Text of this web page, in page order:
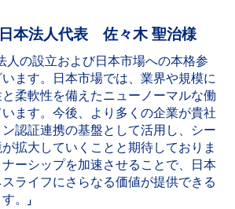
本法人代表 佐々木 聖治様
人の設立および日本市場への本格参
ます。日本市場では、業界や規模に
柔軟性を備えたニューノーマルな働
ます。今後、より多くの企業が貴社
認証連携の基盤として活用し、シー
拡大していくことと期待しておりま
ーシップを加速させることで、日本
ライフにさらなる価値が提供できる
。」